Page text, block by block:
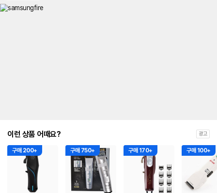
이런 상품 어때요? 광고
구매 200+ 구매 750+ 구매 170+ 구매 100+